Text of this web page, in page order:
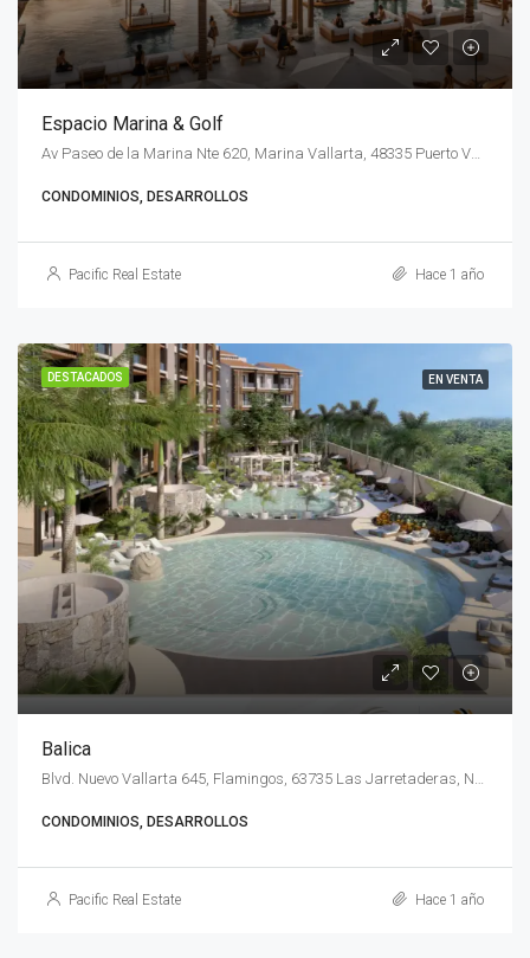
Espacio Marina & Golf
CONDOMINIOS, DESARROLLOS
Pacific Real Estate Hace 1 año
DESTACADOS EN VENTA
Balica
Blvd. Nuevo Vallarta 645, Flamingos, 63735 Las Jarretaderas, Nay., México
CONDOMINIOS, DESARROLLOS
Pacific Real Estate Hace 1 año